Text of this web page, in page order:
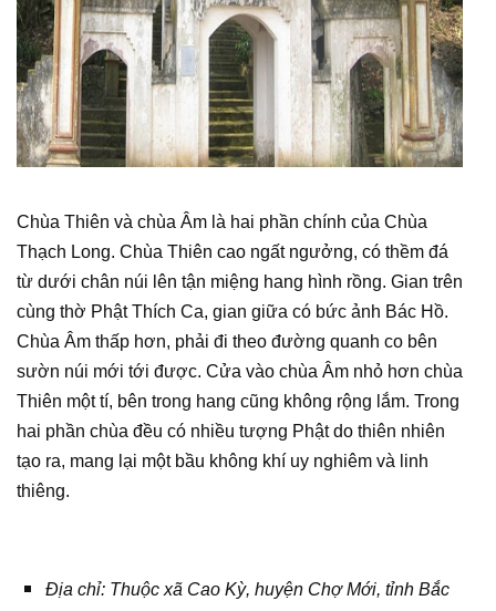
Chùa Thiên và chùa Âm là hai phần chính của Chùa
Thạch Long. Chùa Thiên cao ngất ngưởng, có thềm đá
từ dưới chân núi lên tận miệng hang hình rồng. Gian trên
cùng thờ Phật Thích Ca, gian giữa có bức ảnh Bác Hồ.
Chùa Âm thấp hơn, phải đi theo đường quanh co bên
sườn núi mới tới được. Cửa vào chùa Âm nhỏ hơn chùa
Thiên một tí, bên trong hang cũng không rộng lắm. Trong
hai phần chùa đều có nhiều tượng Phật do thiên nhiên
tạo ra, mang lại một bầu không khí uy nghiêm và linh
thiêng.
Địa chỉ: Thuộc xã Cao Kỳ, huyện Chợ Mới, tỉnh Bắc